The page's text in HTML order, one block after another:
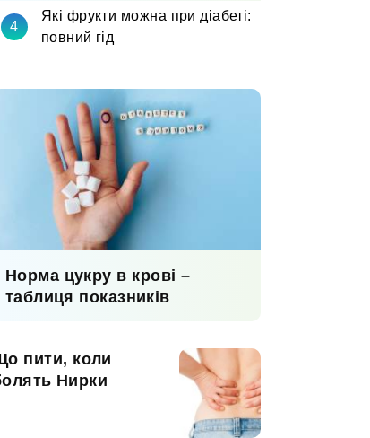
Які фрукти можна при діабеті:
повний гід
Норма цукру в крові –
таблиця показників
пити, коли
Нирки